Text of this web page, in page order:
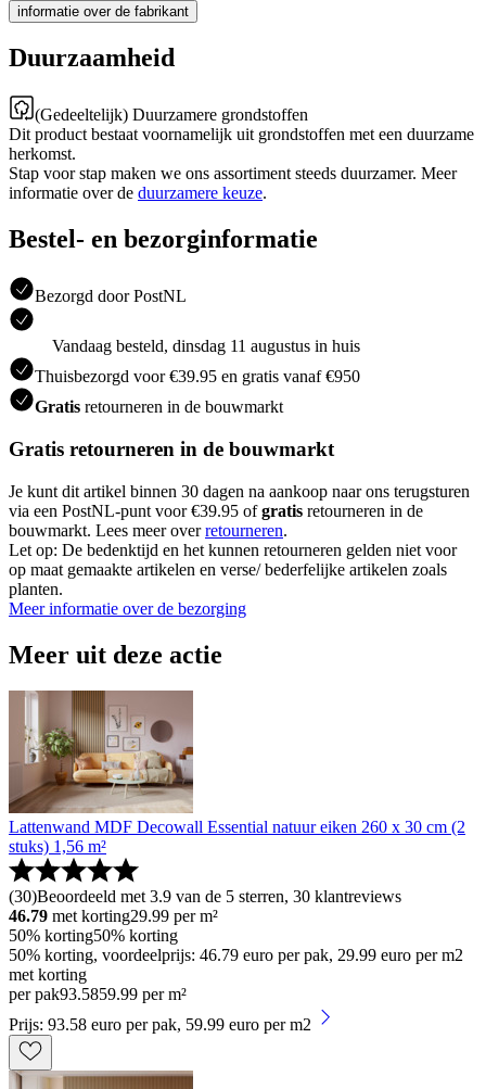
informatie over de fabrikant
Duurzaamheid
(Gedeeltelijk) Duurzamere grondstoffen
Dit product bestaat voornamelijk uit grondstoffen met een duurzame
herkomst.
Stap voor stap maken we ons assortiment steeds duurzamer. Meer
informatie over de duurzamere keuze.
Bestel- en bezorginformatie
Bezorgd door PostNL
Vandaag besteld, dinsdag 11 augustus in huis
Thuisbezorgd voor €39.95 en gratis vanaf €950
Gratis retourneren in de bouwmarkt
Gratis retourneren in de bouwmarkt
Je kunt dit artikel binnen 30 dagen na aankoop naar ons terugsturen
via een PostNL-punt voor €39.95 ofgratis retourneren in de
bouwmarkt. Lees meer overretourneren.
Let op: De bedenktijd en het kunnen retourneren gelden niet voor
op maat gemaakte artikelen en verse/ bederfelijke artikelen zoals
planten.
Meer informatie over de bezorging
Meer uit deze actie
Lattenwand MDF Decowall Essential natuur eiken 260 x 30 cm (2
stuks) 1,56 m²
(30)Beoordeeld met 3.9 van de 5 sterren, 30 klantreviews
46.79 met korting29.99 per m²
50% korting50% korting
50% korting, voordeelprijs: 46.79 euro per pak, 29.99 euro per m2
met korting
per pak93.5859.99 per m²
Prijs: 93.58 euro per pak, 59.99 euro per m2